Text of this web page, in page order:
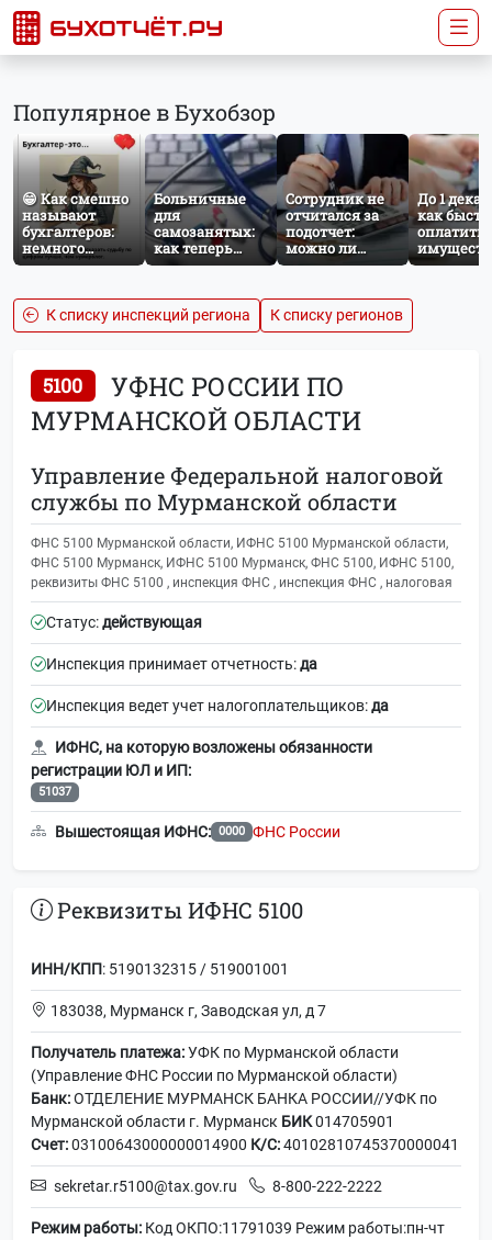
Популярное в Бухобзор
😁 Как смешно
называют
бухгалтеров:
немного
профессионального
Больничные
для
самозанятых:
как теперь
работает
социальное
страхование по
НПД
Сотрудник не
отчитался за
подотчет:
можно ли
удержать
зарплаты?
До 1
как
оплатить
налог за
К списку инспекций региона
К списку регионов
5100
УФНС РОССИИ ПО
МУРМАНСКОЙ ОБЛАСТИ
Управление Федеральной налоговой
службы по Мурманской области
ФНС 5100 Мурманской области, ИФНС 5100 Мурманской области,
ФНС 5100 Мурманск, ИФНС 5100 Мурманск, ФНС 5100, ИФНС 5100,
реквизиты ФНС 5100 , инспекция ФНС , инспекция ФНС , налоговая
Статус:действующая
Инспекция принимает отчетность:да
Инспекция ведет учет налогоплательщиков:да
ИФНС, на которую возложены обязанности
регистрации ЮЛ и ИП:
51037
Вышестоящая ИФНС: 0000 ФНС России
Реквизиты ИФНС 5100
ИНН/КПП: 5190132315 / 519001001
183038, Мурманск г, Заводская ул, д 7
Получатель платежа:УФК по Мурманской области
(Управление ФНС России по Мурманской области)
Банк:ОТДЕЛЕНИЕ МУРМАНСК БАНКА РОССИИ//УФК по
Мурманской области г. Мурманск БИК014705901
Счет:03100643000000014900 К/С:40102810745370000041
sekretar.r5100@tax.gov.ru 8-800-222-2222
Режим работы: Код ОКПО:11791039 Режим работы:пн-чт